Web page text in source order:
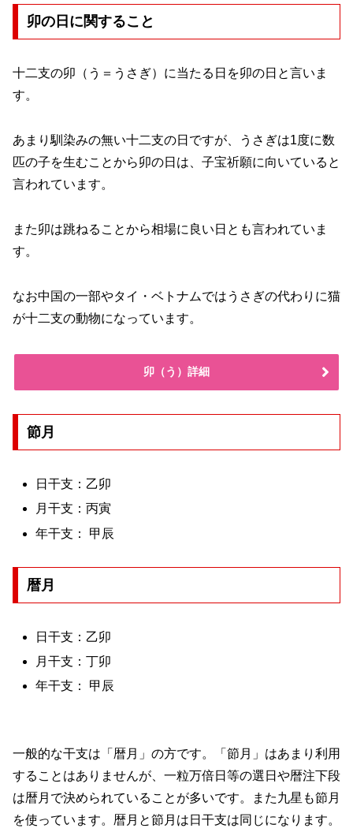
卯の日に関すること
十二支の卯（う＝うさぎ）に当たる日を卯の日と言いま
す。
あまり馴染みの無い十二支の日ですが、うさぎは1度に数
匹の子を生むことから卯の日は、子宝祈願に向いていると
言われています。
また卯は跳ねることから相場に良い日とも言われていま
す。
なお中国の一部やタイ・ベトナムではうさぎの代わりに猫
が十二支の動物になっています。
卯（う）詳細
節月
日干支：乙卯
月干支：丙寅
年干支： 甲辰
暦月
日干支：乙卯
月干支：丁卯
年干支： 甲辰
一般的な干支は「暦月」の方です。「節月」はあまり利用
することはありませんが、一粒万倍日等の選日や暦注下段
は暦月で決められていることが多いです。また九星も節月
を使っています。暦月と節月は日干支は同じになります。